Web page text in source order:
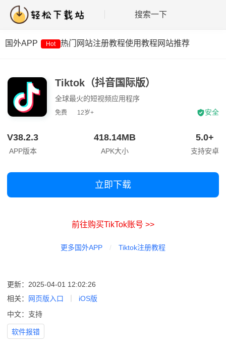
搜索一下
国外APP Hot 热门网站注册教程使用教程 网站推荐
Tiktok（抖音国际版）
全球最火的短视频应用程序
免费 12岁+ 安全
V38.2.3
APP版本
418.14MB
APK大小
5.0+
支持安卓
立即下载
前往购买TikTok账号 >>
更多国外APP / Tiktok注册教程
更新：2025-04-01 12:02:26
相关：
网页版入口
iOS版
中文：支持
软件报错